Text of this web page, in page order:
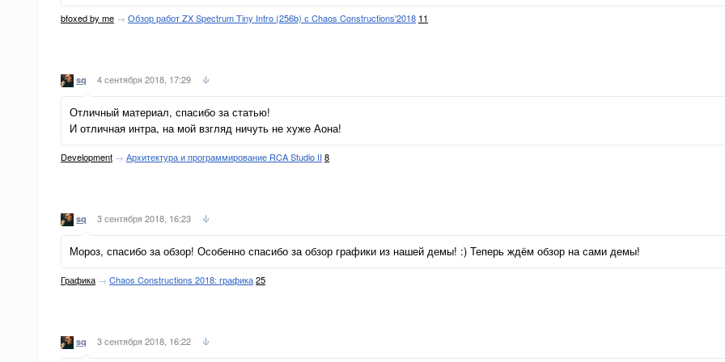
bfoxed by me → Обзор работ ZX Spectrum Tiny Intro (256b) с Chaos Constructions'2018 11
sq 4 сентября 2018, 17:29
Отличный материал, спасибо за статью!
И отличная интра, на мой взгляд ничуть не хуже Аона!
Development → Архитектура и программирование RCA Studio II 8
sq 3 сентября 2018, 16:23
Мороз, спасибо за обзор! Особенно спасибо за обзор графики из нашей демы! :) Теперь ждём обзор на сами демы!
Графика → Chaos Constructions 2018: графика25
sq 3 сентября 2018, 16:22